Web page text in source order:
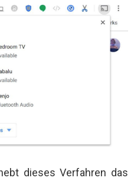
dieses Verfahren das